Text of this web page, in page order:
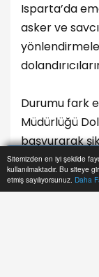
Sitemizden en iyi şekilde
kullanılmaktadır. Bu siteye
etmiş sayılıyorsunuz. Daha
Isparta’da
asker ve
Durumu fark
Müdürlüğü
başvurarak
üzerine
incelemeler
Anasayfa